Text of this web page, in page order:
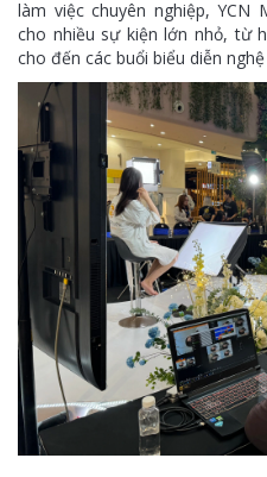
làm việc chuyên nghiệp, YCN
cho nhiều sự kiện lớn nhỏ, từ
cho đến các buổi biểu diễn